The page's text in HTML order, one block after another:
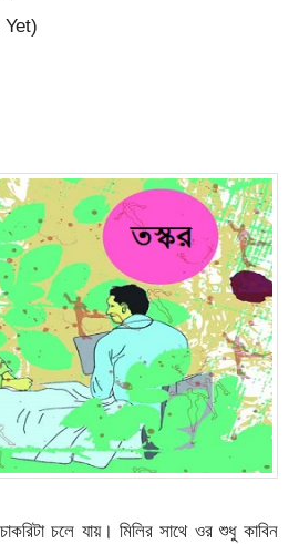
চলে যায়। মিলির সাথে ওর শুধু কাবিন